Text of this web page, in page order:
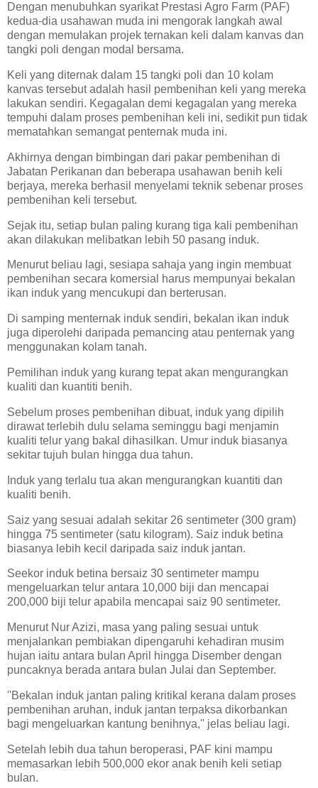
Dengan menubuhkan syarikat Prestasi Agro Farm (PAF)
kedua-dia usahawan muda ini mengorak langkah awal
dengan memulakan projek ternakan keli dalam kanvas dan
tangki poli dengan modal bersama.
Keli yang diternak dalam 15 tangki poli dan 10 kolam
kanvas tersebut adalah hasil pembenihan keli yang mereka
lakukan sendiri. Kegagalan demi kegagalan yang mereka
tempuhi dalam proses pembenihan keli ini, sedikit pun tidak
mematahkan semangat penternak muda ini.
Akhirnya dengan bimbingan dari pakar pembenihan di
Jabatan Perikanan dan beberapa usahawan benih keli
berjaya, mereka berhasil menyelami teknik sebenar proses
pembenihan keli tersebut.
Sejak itu, setiap bulan paling kurang tiga kali pembenihan
akan dilakukan melibatkan lebih 50 pasang induk.
Menurut beliau lagi, sesiapa sahaja yang ingin membuat
pembenihan secara komersial harus mempunyai bekalan
ikan induk yang mencukupi dan berterusan.
Di samping menternak induk sendiri, bekalan ikan induk
juga diperolehi daripada pemancing atau penternak yang
menggunakan kolam tanah.
Pemilihan induk yang kurang tepat akan mengurangkan
kualiti dan kuantiti benih.
Sebelum proses pembenihan dibuat, induk yang dipilih
dirawat terlebih dulu selama seminggu bagi menjamin
kualiti telur yang bakal dihasilkan. Umur induk biasanya
sekitar tujuh bulan hingga dua tahun.
Induk yang terlalu tua akan mengurangkan kuantiti dan
kualiti benih.
Saiz yang sesuai adalah sekitar 26 sentimeter (300 gram)
hingga 75 sentimeter (satu kilogram). Saiz induk betina
biasanya lebih kecil daripada saiz induk jantan.
Seekor induk betina bersaiz 30 sentimeter mampu
mengeluarkan telur antara 10,000 biji dan mencapai
200,000 biji telur apabila mencapai saiz 90 sentimeter.
Menurut Nur Azizi, masa yang paling sesuai untuk
menjalankan pembiakan dipengaruhi kehadiran musim
hujan iaitu antara bulan April hingga Disember dengan
puncaknya berada antara bulan Julai dan September.
''Bekalan induk jantan paling kritikal kerana dalam proses
pembenihan aruhan, induk jantan terpaksa dikorbankan
bagi mengeluarkan kantung benihnya,'' jelas beliau lagi.
Setelah lebih dua tahun beroperasi, PAF kini mampu
memasarkan lebih 500,000 ekor anak benih keli setiap
bulan.